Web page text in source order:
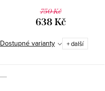
750 Kč
638 Kč
Dostupné varianty + další